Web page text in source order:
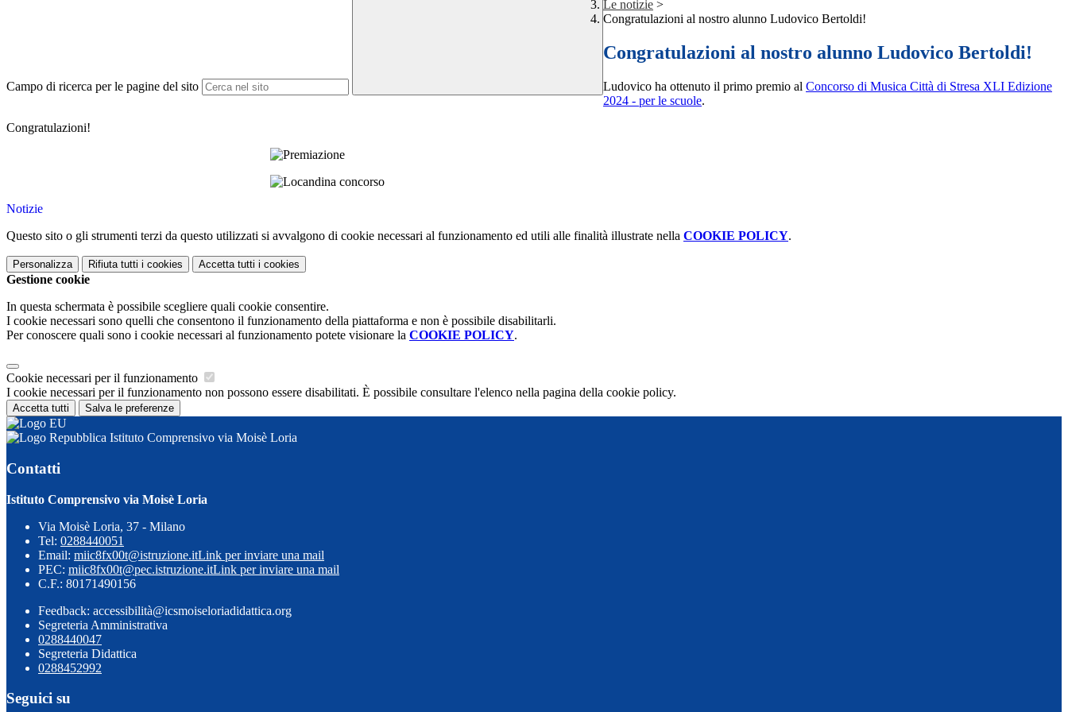
Campo di ricerca per le pagine del sito
Le notizie >
Congratulazioni al nostro alunno Ludovico Bertoldi!
Congratulazioni al nostro alunno Ludovico Bertoldi!
Ludovico ha ottenuto il primo premio al Concorso di Musica Città di Stresa XLI Edizione
2024 - per le scuole.
Congratulazioni!
Notizie
Questo sito o gli strumenti terzi da questo utilizzati si avvalgono di cookie necessari al funzionamento ed utili alle finalità illustrate nella COOKIE POLICY.
Personalizza Rifiuta tutti i cookies Accetta tutti i cookies
Gestione cookie
In questa schermata è possibile scegliere quali cookie consentire.
I cookie necessari sono quelli che consentono il funzionamento della piattaforma e non è possibile disabilitarli.
Per conoscere quali sono i cookie necessari al funzionamento potete visionare la COOKIE POLICY.
Cookie necessari per il funzionamento
I cookie necessari per il funzionamento non possono essere disabilitati. È possibile consultare l'elenco nella pagina della cookie policy.
Accetta tutti Salva le preferenze
Istituto Comprensivo via Moisè Loria
Contatti
Istituto Comprensivo via Moisè Loria
Via Moisè Loria, 37 - Milano
Tel: 0288440051
Email: miic8fx00t@istruzione.itLink per inviare una mail
PEC: miic8fx00t@pec.istruzione.itLink per inviare una mail
C.F.: 80171490156
Feedback: accessibilità@icsmoiseloriadidattica.org
Segreteria Amministrativa
0288440047
Segreteria Didattica
0288452992
Seguici su